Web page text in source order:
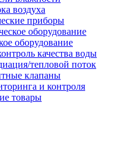
воздуха
приборы
оборудование
оборудование
качества воды
тепловой поток
клапаны
и контроля
товары